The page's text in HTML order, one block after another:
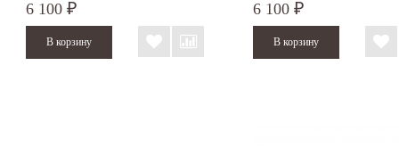
6 100 ₽ 6 100 ₽